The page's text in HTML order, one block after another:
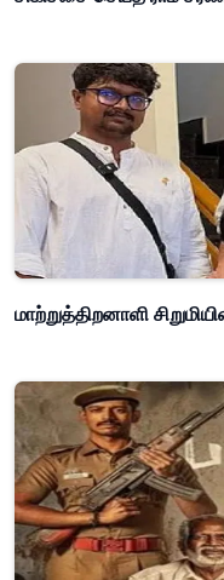
மாற்றுத்திறனாளி